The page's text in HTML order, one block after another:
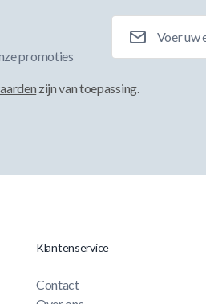
promoties
zijn van toepassing.
Klantenservice
Contact